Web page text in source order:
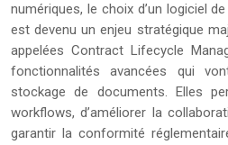
numériques, le choix d’un logiciel
est devenu un enjeu stratégique
appelées Contract Lifecycle
fonctionnalités avancées qui
stockage de documents. Elles
workflows, d’améliorer la
garantir la conformité